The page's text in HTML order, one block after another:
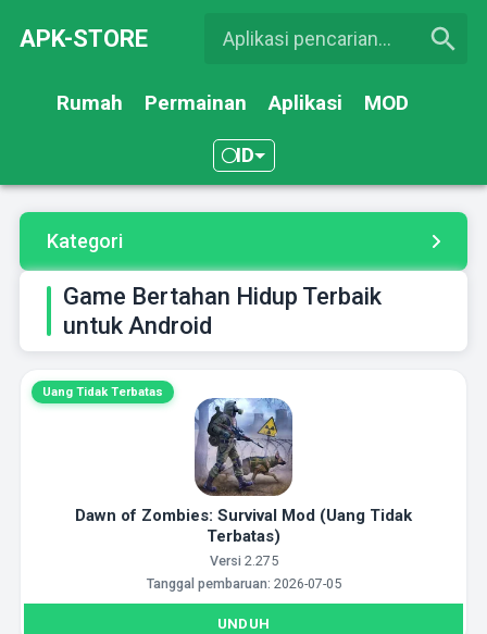
APK-STORE
Rumah Permainan Aplikasi MOD
ID
Kategori
Game Bertahan Hidup Terbaik
untuk Android
Uang Tidak Terbatas
Dawn of Zombies: Survival Mod (Uang Tidak
Terbatas)
Versi 2.275
Tanggal pembaruan: 2026-07-05
UNDUH